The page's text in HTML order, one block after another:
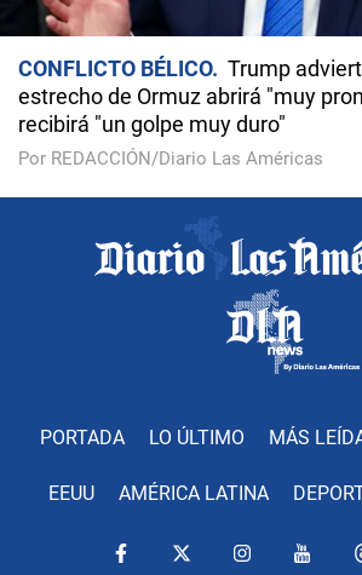
CONFLICTO BÉLICO
Trump
estrecho de Ormuz abrirá "muy
recibirá "un golpe muy duro"
Por REDACCIÓN/Diario Las Américas
PORTADA LO ÚLTIMO MÁS
EEUU AMÉRICA LATINA